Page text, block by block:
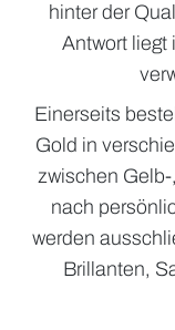
hinter der
Antwort liegt
Einerseits
Gold in
zwischen
nach
werden
Brillanten,